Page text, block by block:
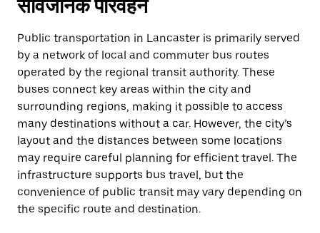
सार्वजनिक परिवहन
Public transportation in Lancaster is primarily served
by a network of local and commuter bus routes
operated by the regional transit authority. These
buses connect key areas within the city and
surrounding regions, making it possible to access
many destinations without a car. However, the city’s
layout and the distances between some locations
may require careful planning for efficient travel. The
infrastructure supports bus travel, but the
convenience of public transit may vary depending on
the specific route and destination.